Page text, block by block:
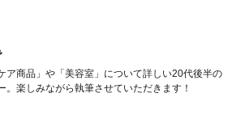
ア商品」や「美容室」について詳しい20代後半の
。楽しみながら執筆させていただきます！